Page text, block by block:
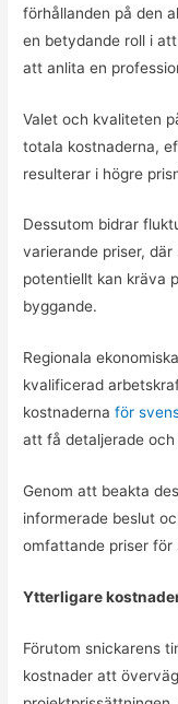
förhållanden på den
en betydande roll i
att anlita en
Valet och kvaliteten
totala kostnaderna,
resulterar i högre
Dessutom bidrar
varierande priser,
potentiellt kan kräva
byggande.
Regionala
kvalificerad
kostnadernaför
att få detaljerade
Genom att beakta
informerade beslut
omfattande priser för
Ytterligare
Förutom snickarens
kostnader att